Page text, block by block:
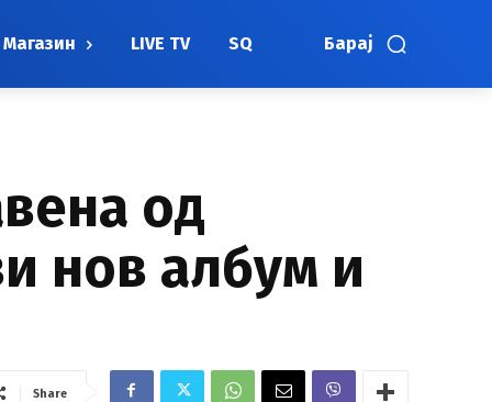
Барај
Магазин LIVE TV SQ
од
нов албум и
Share